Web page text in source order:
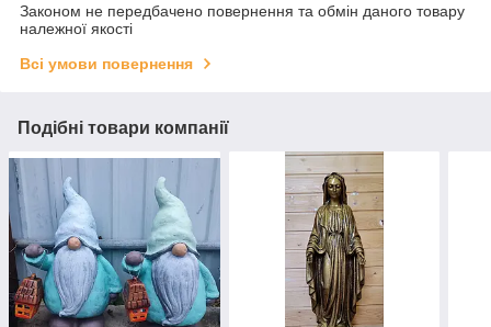
Законом не передбачено повернення та обмін даного товару
належної якості
Всі умови повернення
Подібні товари компанії